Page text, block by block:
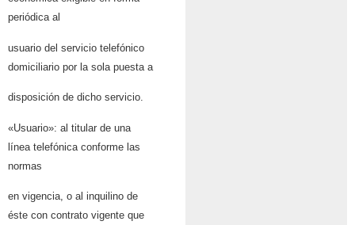
periódica al
usuario del servicio telefónico
domiciliario por la sola puesta a
disposición de dicho servicio.
«Usuario»: al titular de una
línea telefónica conforme las
normas
en vigencia, o al inquilino de
éste con contrato vigente que